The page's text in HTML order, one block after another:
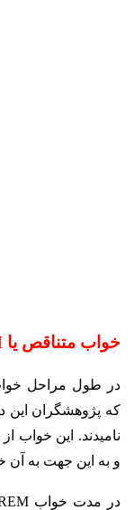
خواب متناقص یا
در طول مراحل
نامیدند. این
و به این جهت به آن